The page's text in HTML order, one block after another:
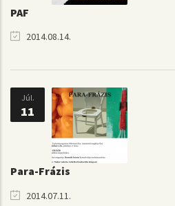
PAF
2014.08.14.
Júl.
11
Para-Frázis
2014.07.11.